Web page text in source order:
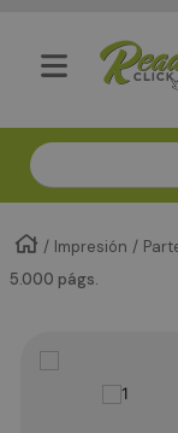
Compra
Impresión
5.000 págs.